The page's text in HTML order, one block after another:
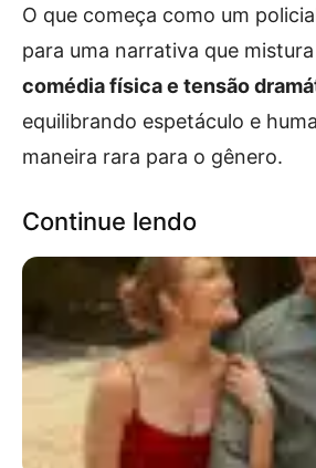
O que começa como um
para uma narrativa que mistura
comédia física e tensão
equilibrando espetáculo e
maneira rara para o gênero.
Continue lendo